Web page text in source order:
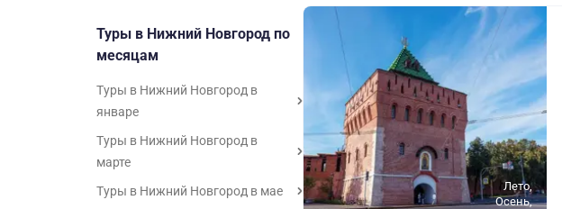
Туры в Нижний Новгород по
месяцам
Туры в Нижний Новгород в
январе
Туры в Нижний Новгород в
марте
Туры в Нижний Новгород в мае
Лето,
Осень,